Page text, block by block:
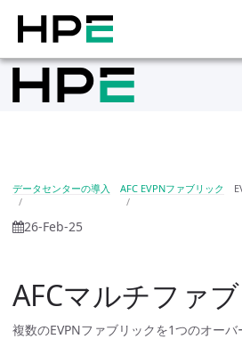
データセンターの導入 AFC EVPNファブリック
26-Feb-25
AFCマルチファ
複数のEVPNファブリックを1つのオー